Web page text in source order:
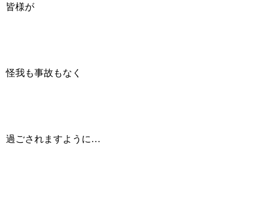
皆様が
怪我も事故もなく
過ごされますように…